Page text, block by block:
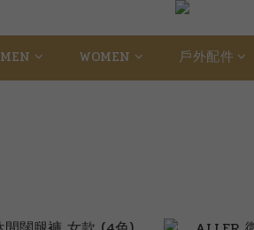
MEN WOMEN 戶外配件